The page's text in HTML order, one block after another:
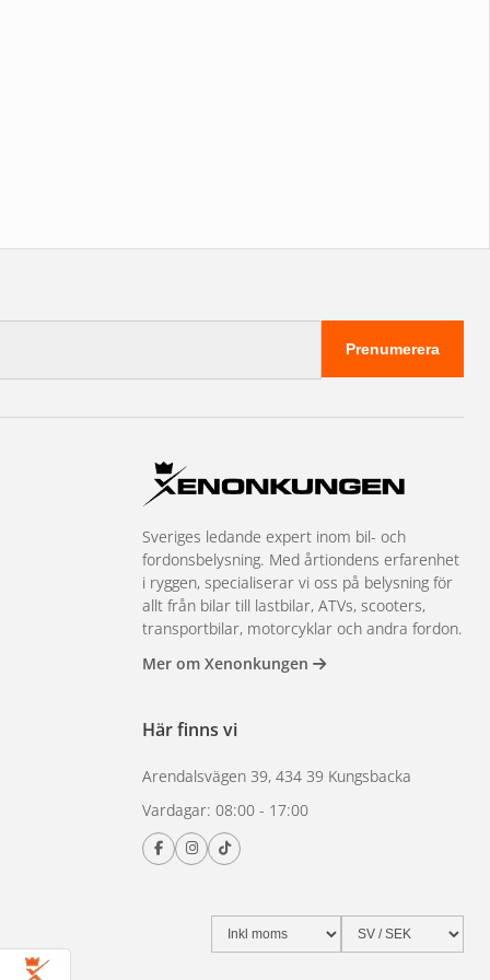
Prenumerera
Sveriges ledande expert inom bil- och
fordonsbelysning. Med årtiondens erfarenhet
i ryggen, specialiserar vi oss på belysning för
allt från bilar till lastbilar, ATVs, scooters,
transportbilar, motorcyklar och andra fordon.
Mer om Xenonkungen
Här finns vi
Arendalsvägen 39, 434 39 Kungsbacka
Vardagar: 08:00 - 17:00